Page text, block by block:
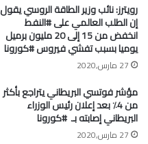
رويترز: نائب وزير الطاقة الروسي يقول
إن الطلب العالمي على #النفط
انخفض من 15 إلى 20 مليون برميل
يوميا بسبب تفشي فيروس #كورونا
27 مارس,2020
مؤشر فوتسي البريطاني يتراجع بأكثر
من 4٪ بعد إعلان رئيس الوزراء
البريطاني إصابته بـ ⁧ #كورونا⁩
27 مارس,2020